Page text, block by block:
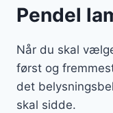
Pendel
Når du skal
først og
det
skal sidde.